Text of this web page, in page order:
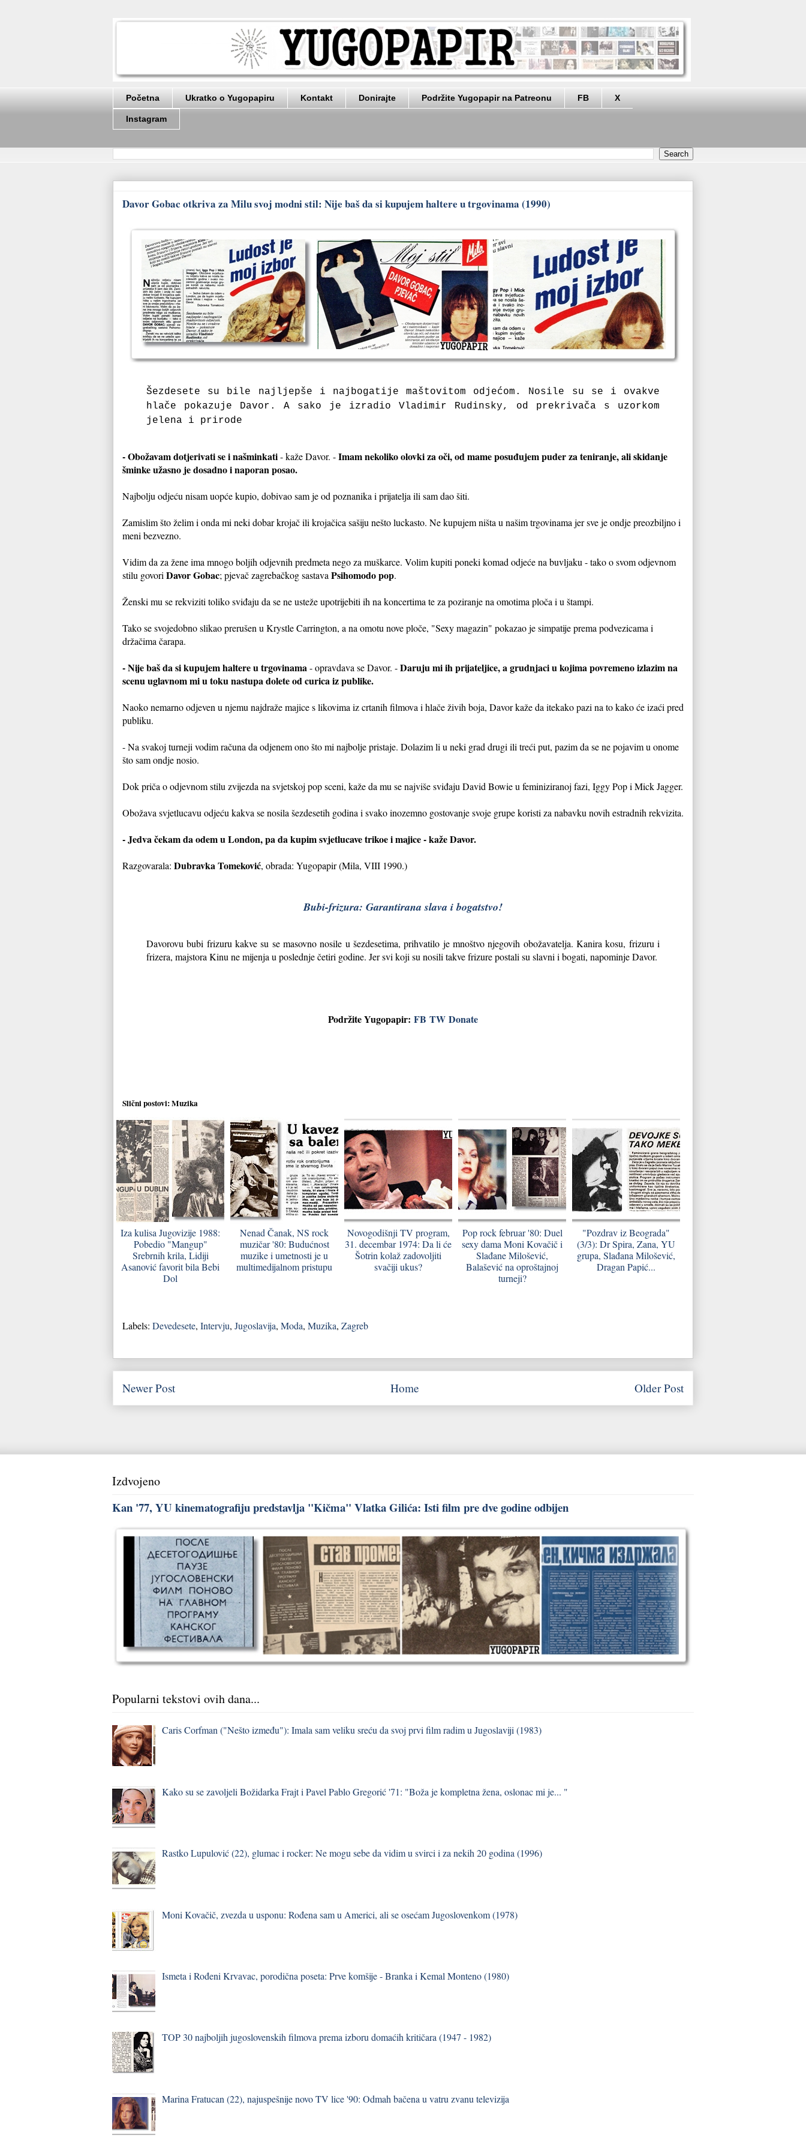
Početna Ukratko o Yugopapiru Kontakt Donirajte Podržite Yugopapir na Patreonu FB X
Instagram
Davor Gobac otkriva za Milu svoj modni stil: Nije baš da si kupujem haltere u trgovinama (1990)
Šezdesete su bile najljepše i najbogatije maštovitom odjećom. Nosile su se i ovakve
hlače pokazuje Davor. A sako je izradio Vladimir Rudinsky, od prekrivača s uzorkom
jelena i prirode
- Obožavam dotjerivati se i našminkati- kaže Davor. -Imam nekoliko olovki za oči, od mame posuđujem puder za teniranje, ali skidanje
šminke užasno je dosadno i naporan posao.
Najbolju odjeću nisam uopće kupio, dobivao sam je od poznanika i prijatelja ili sam dao šiti.
Zamislim što želim i onda mi neki dobar krojač ili krojačica sašiju nešto luckasto. Ne kupujem ništa u našim trgovinama jer sve je ondje preozbiljno i
meni bezvezno.
Vidim da za žene ima mnogo boljih odjevnih predmeta nego za muškarce. Volim kupiti poneki komad odjeće na buvljaku - tako o svom odjevnom
stilu govori Davor Gobac; pjevač zagrebačkog sastava Psihomodo pop.
Ženski mu se rekviziti toliko sviđaju da se ne usteže upotrijebiti ih na koncertima te za poziranje na omotima ploča i u štampi.
Tako se svojedobno slikao prerušen u Krystle Carrington, a na omotu nove ploče, "Sexy magazin" pokazao je simpatije prema podvezicama i
držačima čarapa.
- Nije baš da si kupujem haltere u trgovinama - opravdava se Davor. -Daruju mi ih prijateljice, a grudnjaci u kojima povremeno izlazim na
scenu uglavnom mi u toku nastupa dolete od curica iz publike.
Naoko nemarno odjeven u njemu najdraže majice s likovima iz crtanih filmova i hlače živih boja, Davor kaže da itekako pazi na to kako će izaći pred
publiku.
- Na svakoj turneji vodim računa da odjenem ono što mi najbolje pristaje. Dolazim li u neki grad drugi ili treći put, pazim da se ne pojavim u onome
što sam ondje nosio.
Dok priča o odjevnom stilu zvijezda na svjetskoj pop sceni, kaže da mu se najviše sviđaju David Bowie u feminiziranoj fazi, Iggy Pop i Mick Jagger.
Obožava svjetlucavu odjeću kakva se nosila šezdesetih godina i svako inozemno gostovanje svoje grupe koristi za nabavku novih estradnih rekvizita.
- Jedva čekam da odem u London, pa da kupim svjetlucave trikoe i majice - kaže Davor.
Razgovarala: Dubravka Tomeković, obrada: Yugopapir (Mila, VIII 1990.)
Bubi-frizura: Garantirana slava i bogatstvo!
Davorovu bubi frizuru kakve su se masovno nosile u šezdesetima, prihvatilo je mnoštvo njegovih obožavatelja. Kanira kosu, frizuru i
frizera, majstora Kinu ne mijenja u poslednje četiri godine. Jer svi koji su nosili takve frizure postali su slavni i bogati, napominje Davor.
Podržite Yugopapir: FB TW Donate
Slični postovi:Muzika
Iza kulisa Jugovizije 1988:
Pobedio "Mangup"
Srebrnih krila, Lidiji
Asanović favorit bila Bebi
Dol
Nenad Čanak, NS rock
muzičar '80: Budućnost
muzike i umetnosti je u
multimedijalnom pristupu
Novogodišnji TV program,
31. decembar 1974: Da li će
Šotrin kolaž zadovoljiti
svačiji ukus?
Pop rock februar '80: Duel
sexy dama Moni Kovačič i
Slađane Milošević,
Balašević na oproštajnoj
turneji?
"Pozdrav iz Beograda"
(3/3): Dr Spira, Zana, YU
grupa, Slađana Milošević,
Dragan Papić...
Labels: Devedesete, Intervju, Jugoslavija, Moda, Muzika, Zagreb
Newer Post Older Post
Home
Izdvojeno
Kan '77, YU kinematografiju predstavlja "Kičma" Vlatka Gilića: Isti film pre dve godine odbijen
Popularni tekstovi ovih dana...
Caris Corfman ("Nešto između"): Imala sam veliku sreću da svoj prvi film radim u Jugoslaviji (1983)
Kako su se zavoljeli Božidarka Frajt i Pavel Pablo Gregorić '71: "Boža je kompletna žena, oslonac mi je... "
Rastko Lupulović (22), glumac i rocker: Ne mogu sebe da vidim u svirci i za nekih 20 godina (1996)
Moni Kovačič, zvezda u usponu: Rođena sam u Americi, ali se osećam Jugoslovenkom (1978)
Ismeta i Rođeni Krvavac, porodična poseta: Prve komšije - Branka i Kemal Monteno (1980)
TOP 30 najboljih jugoslovenskih filmova prema izboru domaćih kritičara (1947 - 1982)
Marina Fratucan (22), najuspešnije novo TV lice '90: Odmah bačena u vatru zvanu televizija